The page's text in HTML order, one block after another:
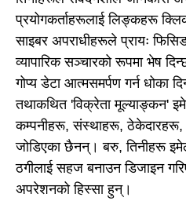
प्रयोगकर्ताहरूलाई लिङ्कहरू क्लिक
साइबर अपराधीहरूले प्रायः
व्यापारिक सञ्चारको रूपमा भेष
गोप्य डेटा आत्मसमर्पण गर्न धोका
तथाकथित 'विक्रेता मूल्याङ्कन'
कम्पनीहरू, संस्थाहरू,
जोडिएका छैनन्। बरु, तिनीहरू
ठगीलाई सहज बनाउन डिजाइन
अपरेशनको हिस्सा हुन्।